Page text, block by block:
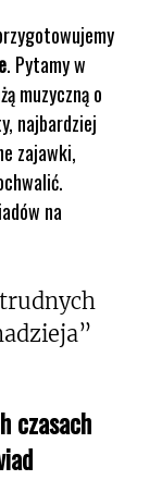
. Pytamy w
muzyczną o
najbardziej
zajawki,
na
czasach